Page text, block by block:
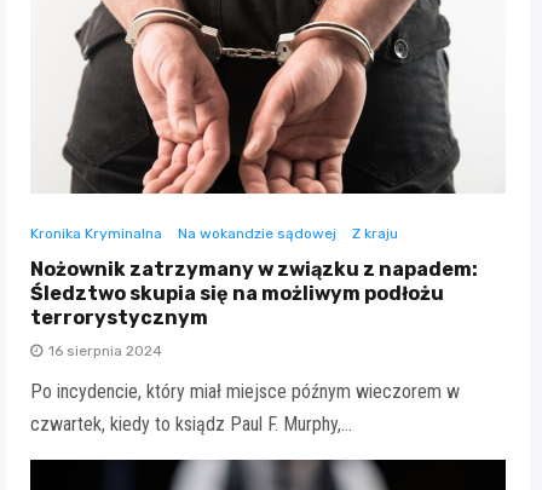
Kronika Kryminalna Na wokandzie sądowej Z kraju
Nożownik zatrzymany w związku z napadem:
Śledztwo skupia się na możliwym podłożu
terrorystycznym
16 sierpnia 2024
Po incydencie, który miał miejsce późnym wieczorem w
czwartek, kiedy to ksiądz Paul F. Murphy,…